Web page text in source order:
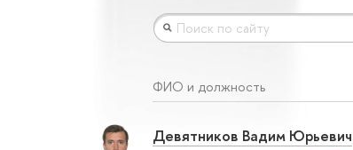
ФИО и должность
Девятников Вадим Юрьевич